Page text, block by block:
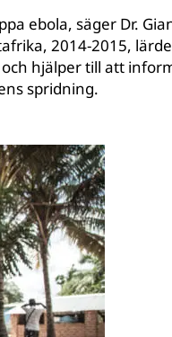
ebola, säger Dr.
2014-2015,
hjälper till att
spridning.